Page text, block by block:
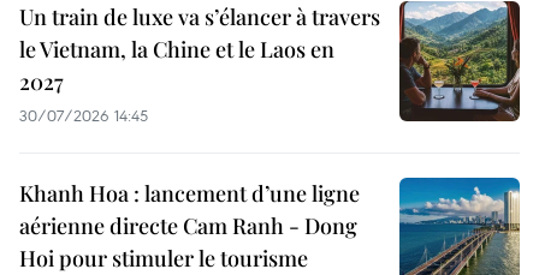
Un train de luxe va s’élancer à travers
le Vietnam, la Chine et le Laos en
2027
30/07/2026 14:45
Khanh Hoa : lancement d’une ligne
aérienne directe Cam Ranh - Dong
Hoi pour stimuler le tourisme